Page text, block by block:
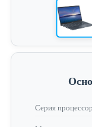
Серия